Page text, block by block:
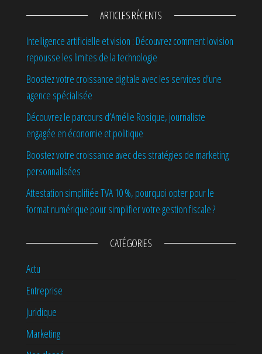
ARTICLES RÉCENTS
Intelligence artificielle et vision : Découvrez comment Iovision
repousse les limites de la technologie
Boostez votre croissance digitale avec les services d’une
agence spécialisée
Découvrez le parcours d’Amélie Rosique, journaliste
engagée en économie et politique
Boostez votre croissance avec des stratégies de marketing
personnalisées
Attestation simplifiée TVA 10 %, pourquoi opter pour le
format numérique pour simplifier votre gestion fiscale ?
CATÉGORIES
Actu
Entreprise
Juridique
Marketing